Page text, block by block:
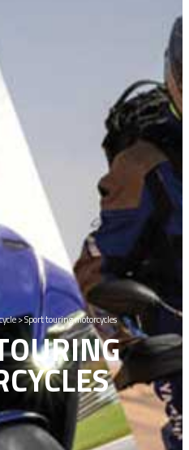
>Sport touring motorcycles